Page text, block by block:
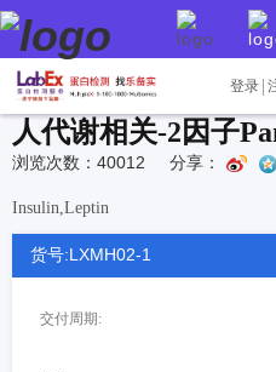
登录
人代谢相关-2因子
浏览次数：40012 分享：
Insulin,Leptin
货号:LXMH02-1
交付周期: